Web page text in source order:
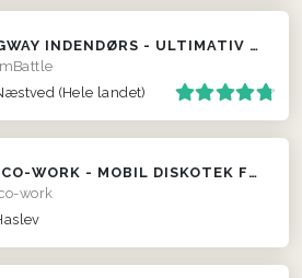
SEGWAY INDENDØRS - ULTIMATIV POLTERABEND EVENT
(Hele landet)
DISCO-WORK - MOBIL DISKOTEK FRA 2500KR.
work